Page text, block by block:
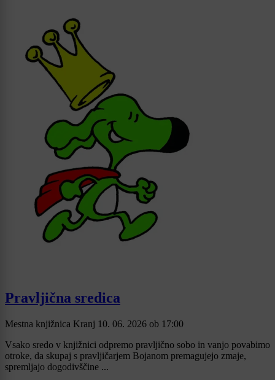
Pravljična sredica
Mestna knjižnica Kranj 10. 06. 2026 ob 17:00
Vsako sredo v knjižnici odpremo pravljično sobo in vanjo povabimo
otroke, da skupaj s pravljičarjem Bojanom premagujejo zmaje,
spremljajo dogodivščine ...